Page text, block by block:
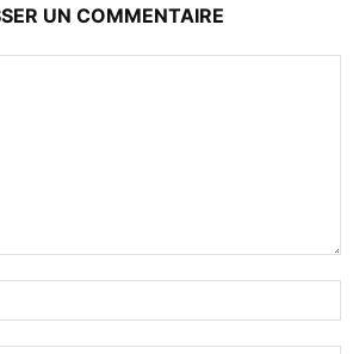
UN COMMENTAIRE